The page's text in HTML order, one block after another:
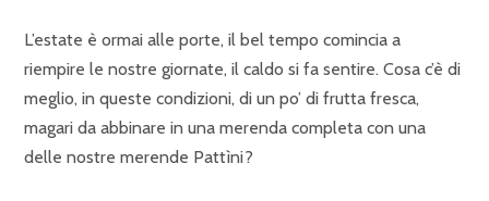
L’estate è ormai alle porte, il bel tempo comincia a
riempire le nostre giornate, il caldo si fa sentire. Cosa c’è di
meglio, in queste condizioni, di un po’ di frutta fresca,
magari da abbinare in una merenda completa con una
delle nostre merende Pattìni?